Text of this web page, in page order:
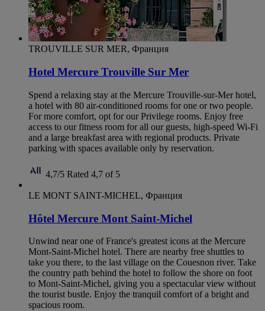
TROUVILLE SUR MER, Франция
Hotel Mercure Trouville Sur Mer
Spend a relaxing stay at the Mercure Trouville-sur-Mer hotel,
a hotel with 80 air-conditioned rooms for one or two people.
For more comfort, opt for our Privilege rooms. Enjoy free
access to our fitness room for all our guests, high-speed Wi-Fi
and a large breakfast area with regional products. Private
parking with spaces available only by reservation.
4,7/5 Rated 4,7 of 5
LE MONT SAINT-MICHEL, Франция
Hôtel Mercure Mont Saint-Michel
Unwind near one of France's greatest icons at the Mercure
Mont-Saint-Michel hotel. There are nearby free shuttles to
take you there, to the last village on the Couesnon river. Take
the country path behind the hotel to follow the shore on foot
to Mont-Saint-Michel, giving you a spectacular view without
the tourist bustle. Enjoy the tranquil comfort of a bright and
spacious room.